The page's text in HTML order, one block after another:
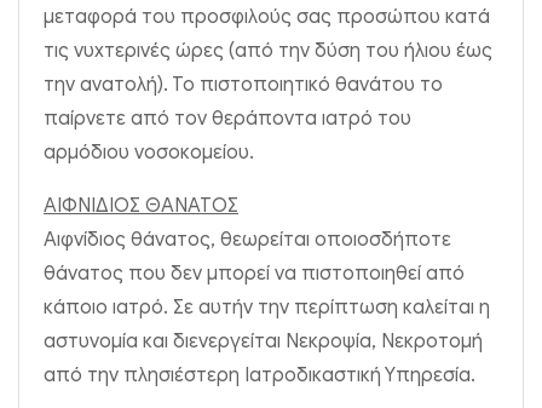
μεταφορά του προσφιλούς σας προσώπου κατά
τις νυχτερινές ώρες (από την δύση του ήλιου έως
την ανατολή). Το πιστοποιητικό θανάτου το
παίρνετε από τον θεράποντα ιατρό του
αρμόδιου νοσοκομείου.
ΑΙΦΝΙΔΙΟΣ ΘΑΝΑΤΟΣ
Αιφνίδιος θάνατος, θεωρείται οποιοσδήποτε
θάνατος που δεν μπορεί να πιστοποιηθεί από
κάποιο ιατρό. Σε αυτήν την περίπτωση καλείται η
αστυνομία και διενεργείται Νεκροψία, Νεκροτομή
από την πλησιέστερη Ιατροδικαστική Υπηρεσία.